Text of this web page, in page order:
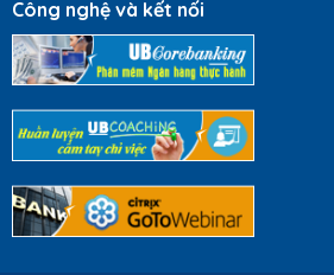
Công nghệ và kết nối